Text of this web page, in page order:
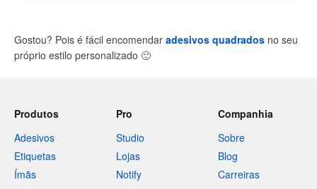
Gostou? Pois é fácil encomendar adesivos quadrados no seu
próprio estilo personalizado 🙂
Produtos
Adesivos
Etiquetas
Ímãs
Pro
Studio
Lojas
Notify
Companhia
Sobre
Blog
Carreiras